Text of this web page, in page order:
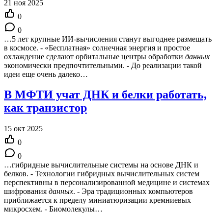
21 ноя 2025
0
0
…5 лет крупные ИИ-вычисления станут выгоднее размещать
в космосе. - «Бесплатная» солнечная энергия и простое
охлаждение сделают орбитальные центры обработки данных
экономически предпочтительными. - До реализации такой
идеи еще очень далеко…
В МФТИ учат ДНК и белки работать,
как транзистор
15 окт 2025
0
0
…гибридные вычислительные системы на основе ДНК и
белков. - Технологии гибридных вычислительных систем
перспективны в персонализированной медицине и системах
шифрования данных. - Эра традиционных компьютеров
приближается к пределу миниатюризации кремниевых
микросхем. - Биомолекулы…